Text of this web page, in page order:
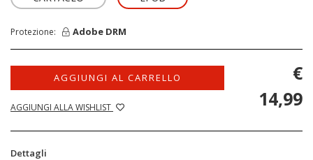
Protezione: Adobe DRM
AGGIUNGI AL CARRELLO
AGGIUNGI ALLA WISHLIST
€
14,99
Dettagli